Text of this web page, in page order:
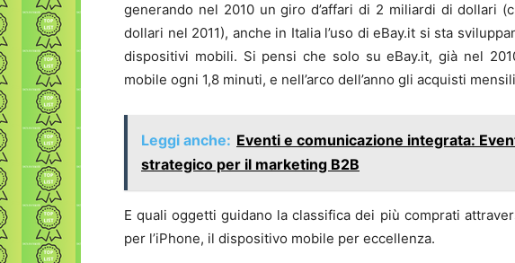
generando nel 2010 un giro d’affari di 2 miliardi di dollari
dollari nel 2011), anche in Italia l’uso di eBay.it si sta
dispositivi mobili. Si pensi che solo su eBay.it, già nel
mobile ogni 1,8 minuti, e nell’arco dell’anno gli acquisti
Leggi anche: Eventi e comunicazione integrata:
strategico per il marketing B2B
E quali oggetti guidano la classifica dei più comprati
per l’iPhone, il dispositivo mobile per eccellenza.